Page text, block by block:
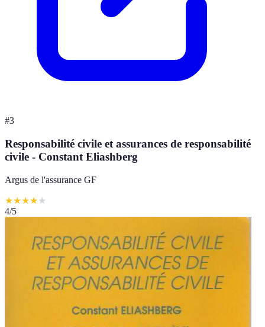
#3
Responsabilité civile et assurances de responsabilité
civile - Constant Eliashberg
Argus de l'assurance GF
★★★★★
4/5